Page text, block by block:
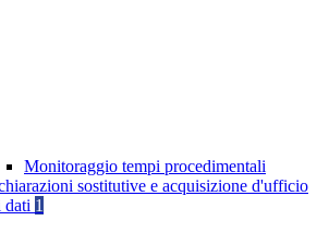
Monitoraggio tempi procedimentali
sostitutive e acquisizione d'ufficio
dati 1